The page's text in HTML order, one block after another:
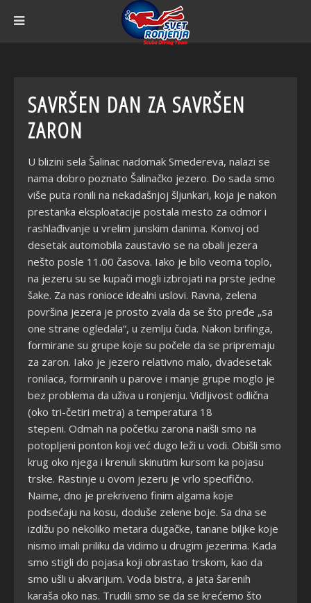
SAVRŠEN DAN ZA SAVRŠEN
ZARON
U blizini sela Šalinac nadomak Smedereva, nalazi se
nama dobro poznato Šalinačko jezero. Do sada smo
više puta ronili na nekadašnjoj šljunkari, koja je nakon
prestanka eksploatacije postala mesto za odmor i
rashlađivanje u vrelim junskim danima. Konvoj od
desetak automobila zaustavio se na obali jezera
nešto posle 11.00 časova. Iako je bilo veoma toplo,
na jezeru su se kupači mogli izbrojati na prste jedne
šake. Za nas ronioce idealni uslovi. Ravna, zelena
površina jezera je prosto zvala da se što pređe „sa
one strane ogledala“, u zemlju čuda. Nakon brifinga,
formirane su grupe koje su počele da se pripremaju
za zaron. Iako je jezero relativno malo, dvadesetak
ronilaca, formiranih u parove i manje grupe moglo je
bez problema da uživa u ronjenju. Vidljivost odlična
(oko tri-četiri metra) a temperatura 18
stepeni. Odmah na početku zarona naišli smo na
potopljeni ponton koji već dugo leži u vodi. Obišli smo
krug oko njega i krenuli skinutim kursom ka pojasu
trske. Rastinje u ovom jezeru je vrlo specifično.
Naime, dno je prekriveno finim algama koje
podsećaju na kosu, doduše zelene boje. Sa dna se
izdižu po nekoliko metara dugačke, tanane biljke koje
nismo imali priliku da vidimo u drugim jezerima. Kada
smo stigli do pojasa koji obrastao trskom, kao da
smo ušli u akvarijum. Voda bistra, a jata šarenih
karaša oko nas. Trudili smo se da se krećemo što